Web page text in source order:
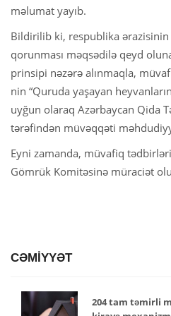
məlumat yayıb.
Bildirilib ki, respublika
qorunması məqsədilə qeyd
prinsipi nəzərə alınmaqla,
nin “Quruda yaşayan
uyğun olaraq Azərbaycan Qida
tərəfindən müvəqqəti
Eyni zamanda, müvafiq
Gömrük Komitəsinə müraciət
CƏMİYYƏT
204 tam təmirli